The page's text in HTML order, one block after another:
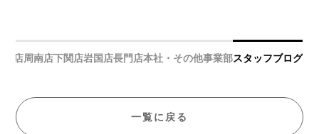
部店周南店下関店岩国店長門店本社・その他事業部スタッフブログ
一覧に戻る